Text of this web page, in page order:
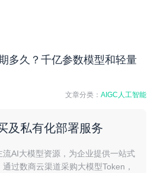
多久？千亿参数模型和轻量
文章分类：AIGC人工智能
及私有化部署服务
AI大模型资源，为企业提供一站式
过数商云渠道采购大模型Token，